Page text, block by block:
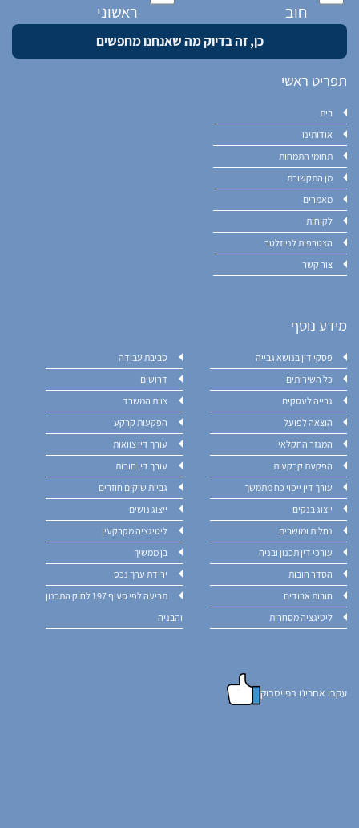
חוב
ראשוני
תפריט ראשי
בית
אודותינו
תחומי התמחות
מן התקשורת
מאמרים
לקוחות
הצטרפות לניוזלטר
צור קשר
מידע נוסף
פסקי דין בנושא גבייה
כל השירותים
גבייה לעסקים
הוצאה לפועל
המגזר החקלאי
הפקעת קרקעות
עורך דין ייפוי כח מתמשך
ייצוג בנקים
נחלות ומושבים
עורכי דין תכנון ובניה
הסדר חובות
חובות אבודים
ליטיגציה מסחרית
סביבת עבודה
דרושים
צוות המשרד
הפקעות קרקע
עורך דין צוואות
עורך דין חובות
גביית שיקים חוזרים
ייצוג נושים
ליטיגציה מקרקעין
בן ממשיך
ירידת ערך נכס
תביעה לפי סעיף 197 לחוק התכנון
והבניה
עקבו אחרינו בפייסבוק